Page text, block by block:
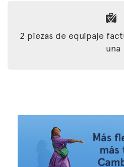
2 piezas de equipaje
una